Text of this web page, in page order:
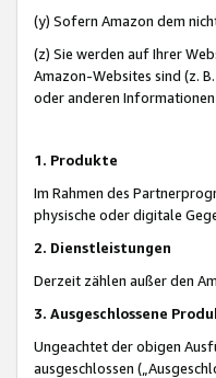
(y) Sofern Amazon dem
(z) Sie werden auf Ihrer
Amazon-Websites sind (z.
oder anderen
1. Produkte
Im Rahmen des
physische oder digitale
2. Dienstleistungen
Derzeit zählen außer den
3. Ausgeschlossene
Ungeachtet der obigen
ausgeschlossen